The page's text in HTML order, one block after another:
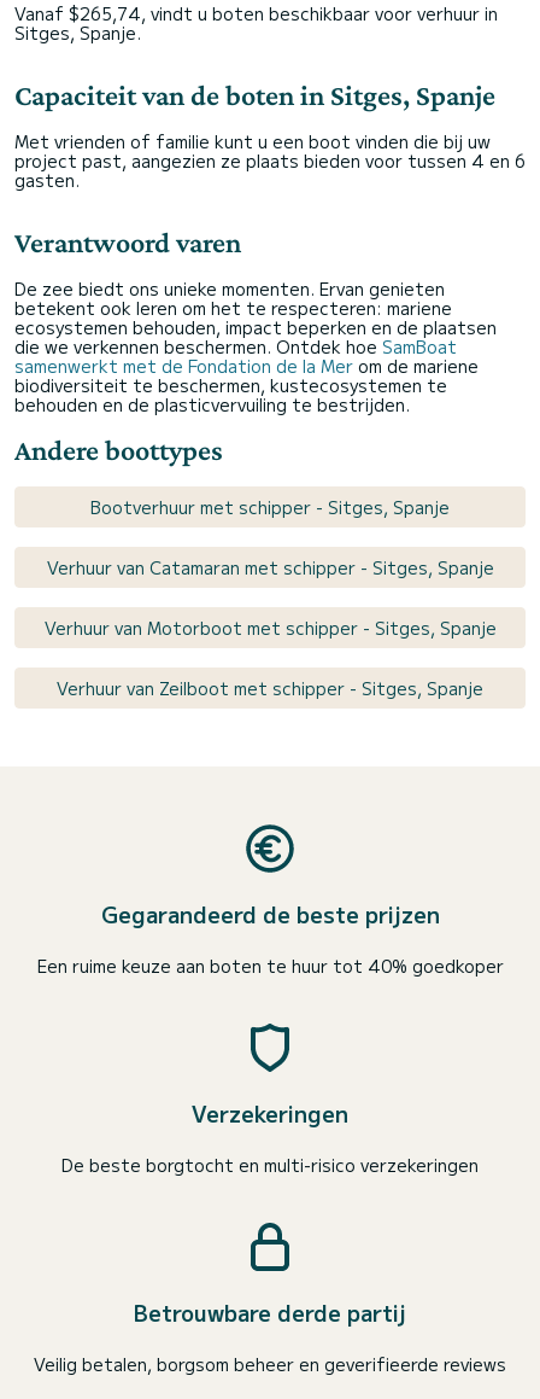
Vanaf $265,74, vindt u boten beschikbaar voor verhuur in
Sitges, Spanje.
Capaciteit van de boten in Sitges, Spanje
Met vrienden of familie kunt u een boot vinden die bij uw
project past, aangezien ze plaats bieden voor tussen 4 en 6
gasten.
Verantwoord varen
De zee biedt ons unieke momenten. Ervan genieten
betekent ook leren om het te respecteren: mariene
ecosystemen behouden, impact beperken en de plaatsen
die we verkennen beschermen. Ontdek hoe SamBoat
samenwerkt met de Fondation de la Mer om de mariene
biodiversiteit te beschermen, kustecosystemen te
behouden en de plasticvervuiling te bestrijden.
Andere boottypes
Bootverhuur met schipper - Sitges, Spanje
Verhuur van Catamaran met schipper - Sitges, Spanje
Verhuur van Motorboot met schipper - Sitges, Spanje
Verhuur van Zeilboot met schipper - Sitges, Spanje
Gegarandeerd de beste prijzen
Een ruime keuze aan boten te huur tot 40% goedkoper
Verzekeringen
De beste borgtocht en multi-risico verzekeringen
Betrouwbare derde partij
Veilig betalen, borgsom beheer en geverifieerde reviews